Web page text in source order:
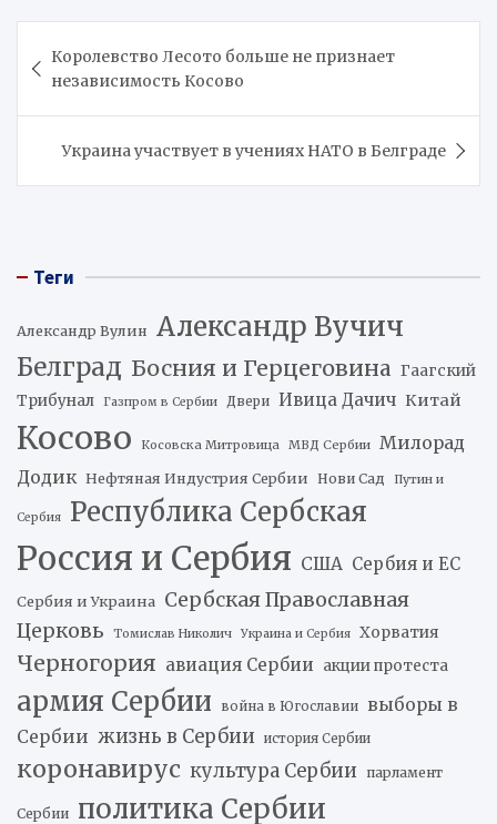
по
записям
Королевство Лесото больше не признает
независимость Косово
Украина участвует в учениях НАТО в Белграде
Теги
Александр Вулин Александр Вучич
Белград Босния и Герцеговина Гаагский
Трибунал
Газпром в Сербии Двери Ивица Дачич Китай
Косово Косовска Митровица МВД Сербии Милорад
Додик Нефтяная Индустрия Сербии Нови Сад Путин и
Сербия Республика Сербская
Россия и Сербия США Сербия и ЕС
Сербия и Украина Сербская Православная
Церковь
Томислав Николич Украина и Сербия Хорватия
Черногория авиация Сербии акции протеста
армия Сербии война в Югославии
выборы в
Сербии жизнь в Сербии история Сербии
коронавирус культура Сербии парламент
Сербии политика Сербии